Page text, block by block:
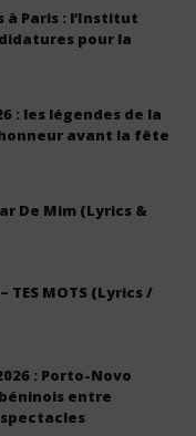
Paris : l’Institut
pour la
: les légendes de la
avant la fête
De Mim (Lyrics &
TES MOTS (Lyrics /
: Porto-Novo
entre